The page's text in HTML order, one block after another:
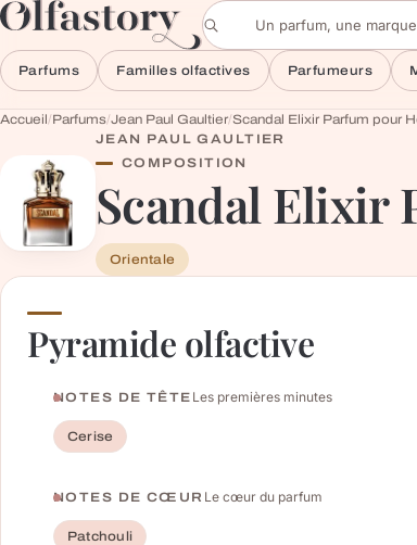
Aller au contenu
Rechercher un parfum
Parfums Familles olfactives Parfumeurs
Accueil/Parfums/Jean Paul Gaultier/Scandal Elixir Parfum pour
JEAN PAUL GAULTIER
COMPOSITION
Scandal Elixir
Orientale
Pyramide olfactive
NOTES DE TÊTE Les premières minutes
Cerise
NOTES DE CŒUR Le cœur du parfum
Patchouli